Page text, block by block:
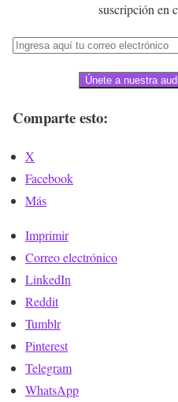
suscripción en
Únete a nuestra
Comparte esto:
X
Facebook
Más
Imprimir
Correo electrónico
LinkedIn
Reddit
Tumblr
Pinterest
Telegram
WhatsApp